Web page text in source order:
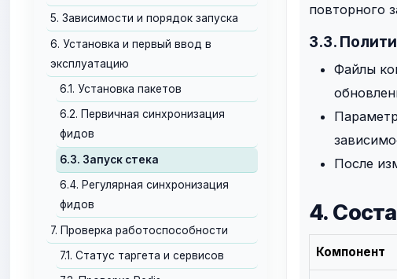
5. Зависимости и порядок запуска
6. Установка и первый ввод в
эксплуатацию
6.1. Установка пакетов
6.2. Первичная синхронизация
фидов
6.3. Запуск стека
6.4. Регулярная синхронизация
фидов
7. Проверка работоспособности
7.1. Статус таргета и сервисов
повторного
3.3.
Файлы
После
4.
Компонент